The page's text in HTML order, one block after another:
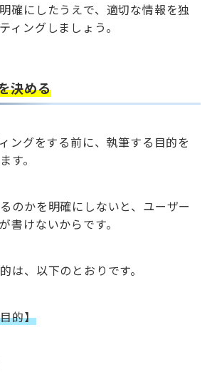
確にしたうえで、適切な情報を独
ィングしましょう。
決める
ングをする前に、執筆する目的を
す。
のかを明確にしないと、ユーザー
書けないからです。
は、以下のとおりです。
的】